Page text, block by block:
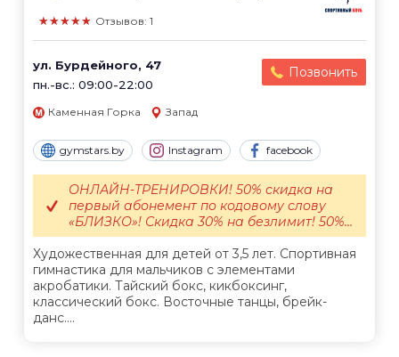
★★★★★ Отзывов: 1
ул. Бурдейного, 47
пн.-вс.: 09:00-22:00
Позвонить
Каменная Горка Запад
gymstars.by Instagram facebook
Художественная для детей от 3,5 лет. Спортивная
гимнастика для мальчиков с элементами
акробатики. Тайский бокс, кикбоксинг,
классический бокс. Восточные танцы, брейк-
данс....
ОНЛАЙН-ТРЕНИРОВКИ! 50% скидка на
первый абонемент по кодовому слову
«БЛИЗКО»! Скидка 30% на безлимит! 50%...